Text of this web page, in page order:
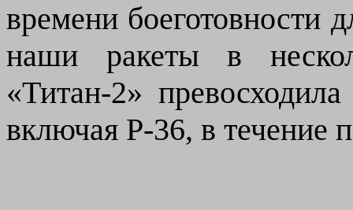
времени боеготовности
наши ракеты в
«Титан-2»
включая Р-36, в течение